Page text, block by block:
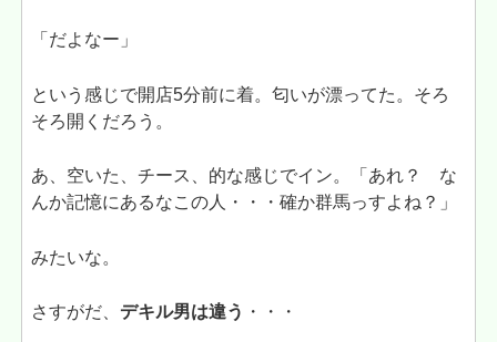
「だよなー」
という感じで開店5分前に着。匂いが漂ってた。そろ
そろ開くだろう。
あ、空いた、チース、的な感じでイン。「あれ？ な
んか記憶にあるなこの人・・・確か群馬っすよね？」
みたいな。
さすがだ、 デキル男は違う ・・・